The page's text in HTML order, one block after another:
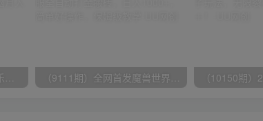
（9448期）2024网易云音乐人挂机项目，单机日入150+，无脑月入5000+ （9111期）全网首发魔兽世界美服全自动打金搬砖，日入1000+，简单好操作，保姆级教学